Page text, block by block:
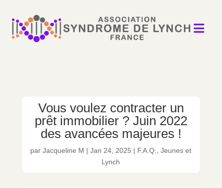

Vous voulez contracter un
prêt immobilier ? Juin 2022
des avancées majeures !
parJacqueline M |Jan 24, 2025 | F.A.Q. ,Jeunes et
Lynch